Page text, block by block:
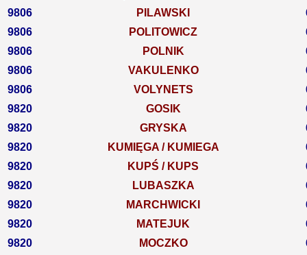
9806
PILAWSKI
9806
POLITOWICZ
9806
POLNIK
9806
VAKULENKO
9806
VOLYNETS
9820
GOSIK
9820
GRYSKA
9820
KUMIĘGA / KUMIEGA
9820
KUPŚ / KUPS
9820
LUBASZKA
9820
MARCHWICKI
9820
MATEJUK
9820
MOCZKO